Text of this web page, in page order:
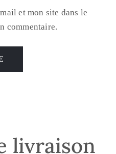
et mon site dans le
commentaire.
livraison